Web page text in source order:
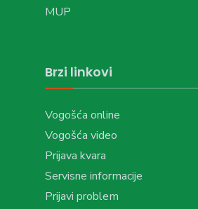
MUP
Brzi linkovi
Vogošća online
Vogošća video
Prijava kvara
Servisne informacije
Prijavi problem